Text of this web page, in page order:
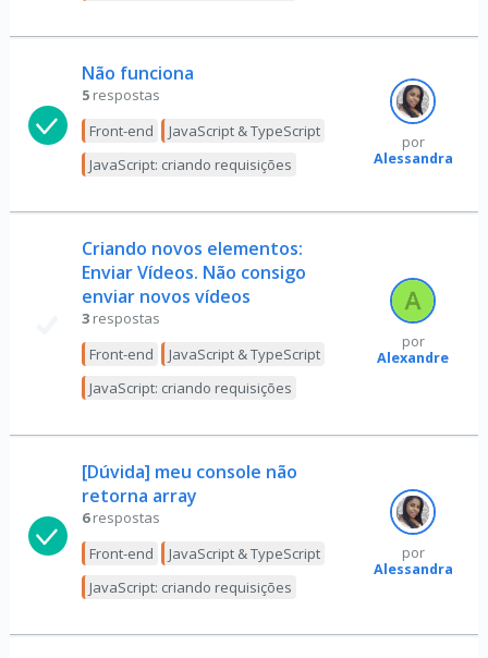
Não funciona
5 respostas
Front-end
JavaScript & TypeScript
JavaScript: criando requisições
por
Alessandra
Criando novos elementos:
Enviar Vídeos. Não consigo
enviar novos vídeos
3 respostas
Front-end
JavaScript & TypeScript
JavaScript: criando requisições
por
Alexandre
[Dúvida] meu console não
retorna array
6 respostas
Front-end
JavaScript & TypeScript
JavaScript: criando requisições
por
Alessandra